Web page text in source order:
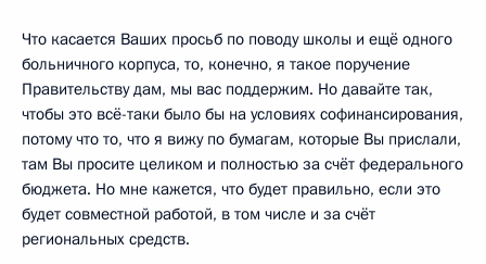
Что касается Ваших просьб по поводу школы и ещё одного
больничного корпуса, то, конечно, я такое поручение
Правительству дам, мы вас поддержим. Но давайте так,
чтобы это всё-таки было бы на условиях софинансирования,
потому что то, что я вижу по бумагам, которые Вы прислали,
там Вы просите целиком и полностью за счёт федерального
бюджета. Но мне кажется, что будет правильно, если это
будет совместной работой, в том числе и за счёт
региональных средств.